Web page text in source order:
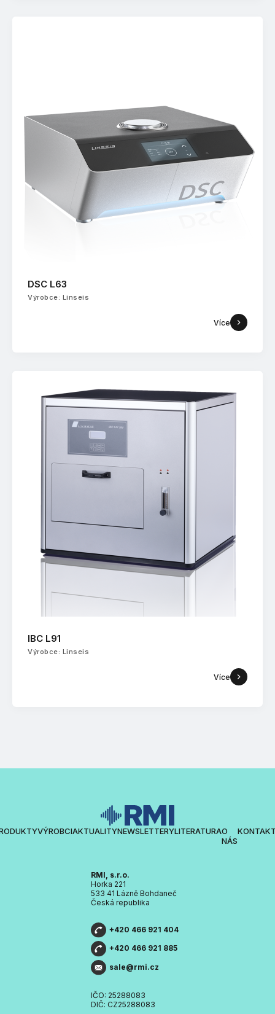
DSC L63
Výrobce: Linseis
Více
IBC L91
Výrobce: Linseis
Více
VÝROBCIAKTUALITYNEWSLETTERYLITERATURAO
NÁS
RMI, s.r.o.
Horka 221
533 41 Lázně Bohdaneč
Česká republika
+420 466 921 404
+420 466 921 885
sale@rmi.cz
IČO: 25288083
DIČ: CZ25288083